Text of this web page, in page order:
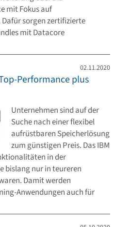
mit Fokus auf
sorgen zertifizierte
mit Datacore
02.11.2020
Performance plus
Unternehmen sind auf der
Suche nach einer flexibel
aufrüstbaren Speicherlösung
zum günstigen Preis. Das IBM
in der
bislang nur in teureren
Damit werden
Anwendungen auch für